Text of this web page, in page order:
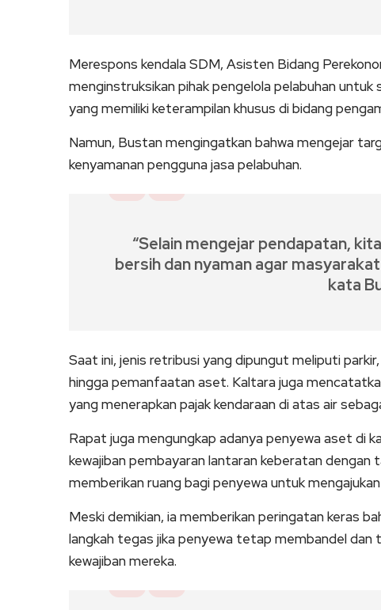
Merespons kendala SDM, Asisten Bidang
menginstruksikan pihak pengelola pelabuhan
yang memiliki keterampilan khusus di bidang
Namun, Bustan mengingatkan bahwa mengejar
kenyamanan pengguna jasa pelabuhan.
“Selain mengejar pendapatan,
bersih dan nyaman agar
kata
Saat ini, jenis retribusi yang dipungut meliputi
hingga pemanfaatan aset. Kaltara juga
yang menerapkan pajak kendaraan di atas air
Rapat juga mengungkap adanya penyewa aset di
kewajiban pembayaran lantaran keberatan dengan
memberikan ruang bagi penyewa untuk
Meski demikian, ia memberikan peringatan keras
langkah tegas jika penyewa tetap membandel dan
kewajiban mereka.